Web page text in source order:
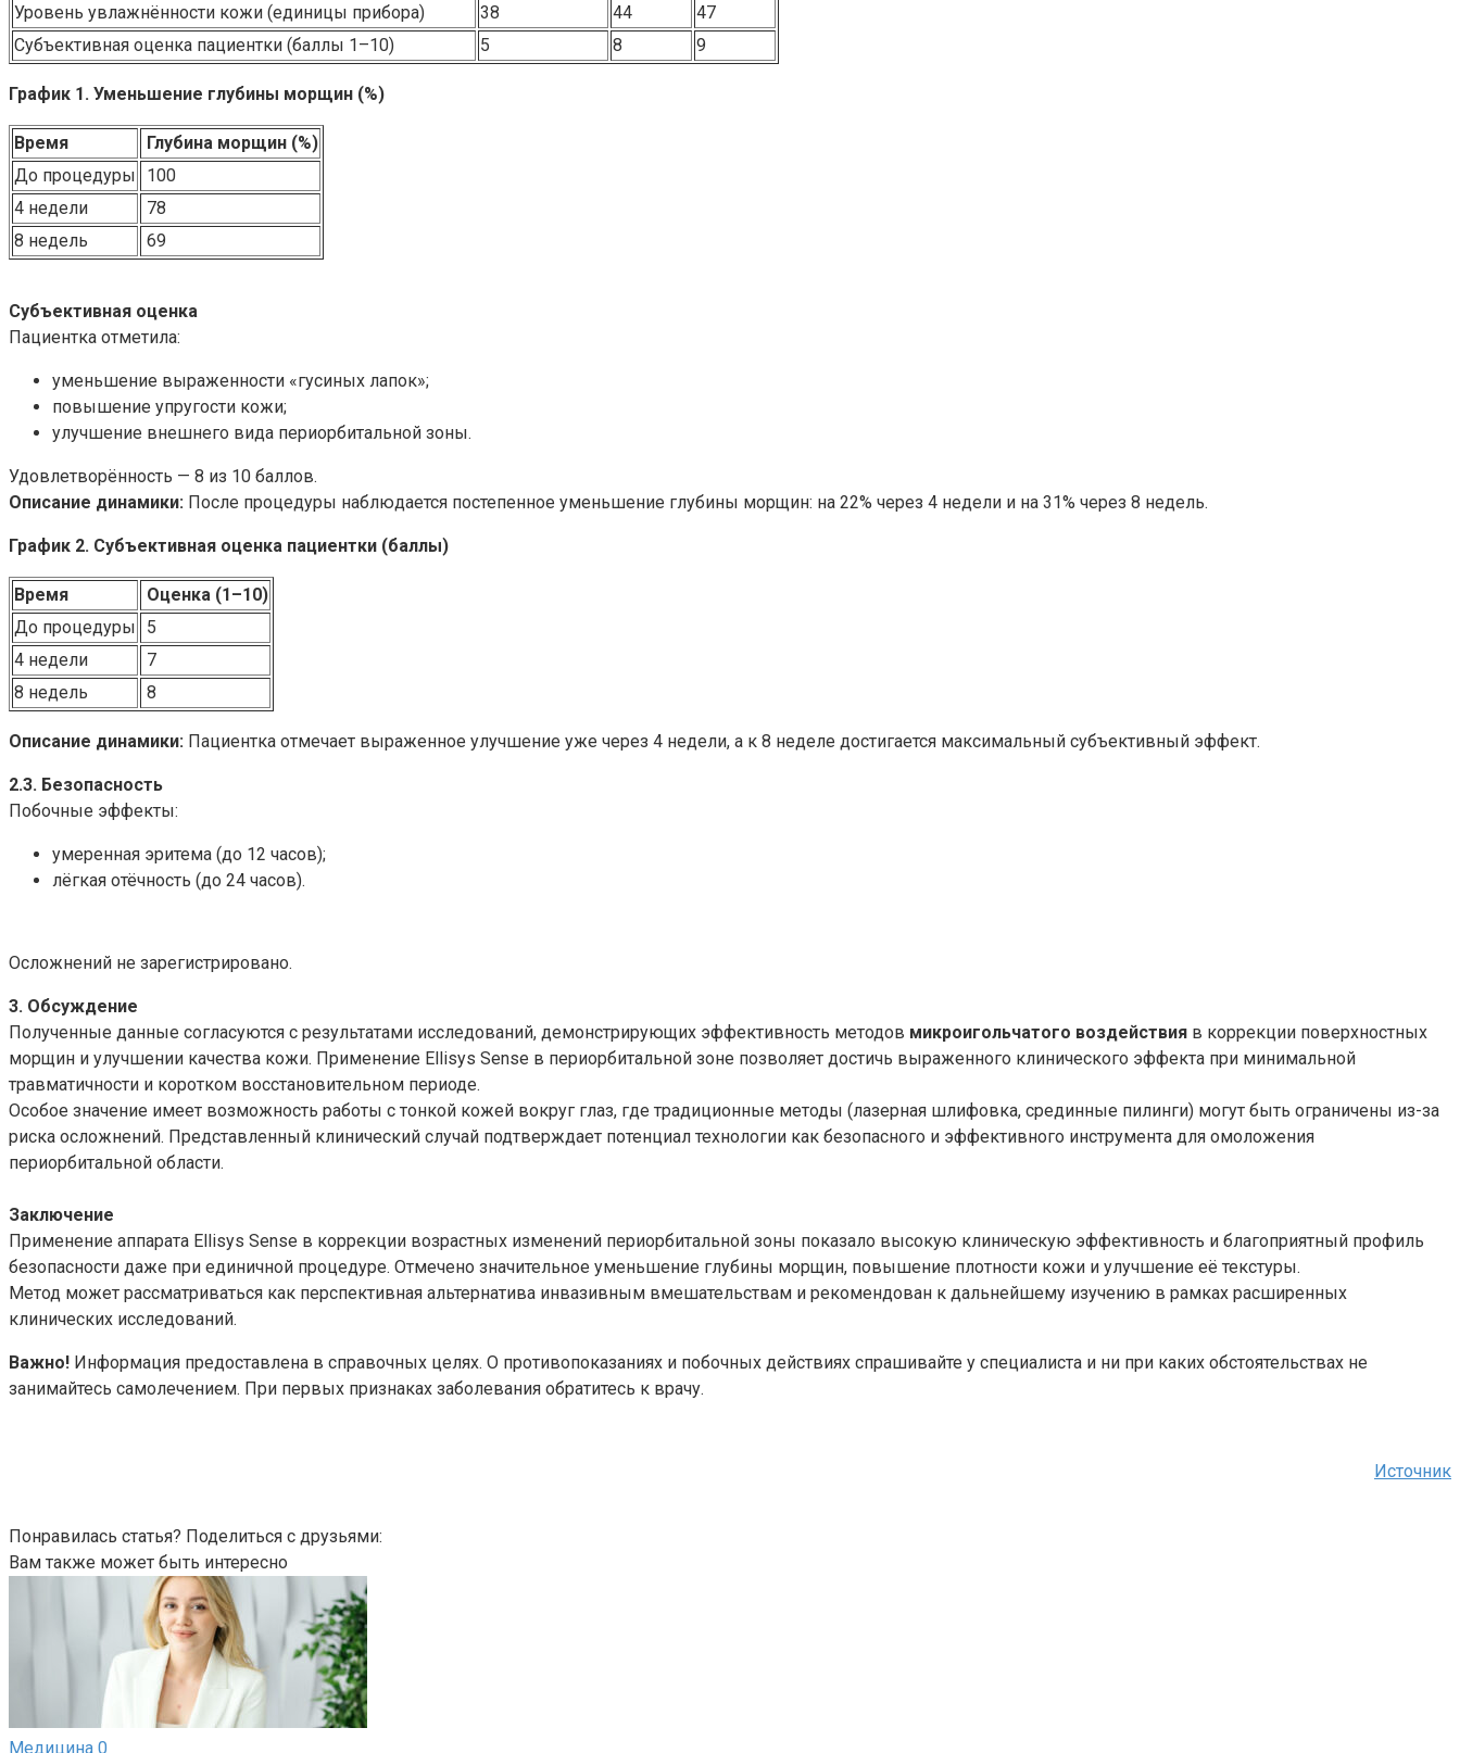
Уровень увлажнённости кожи (единицы прибора)
38 44
47
Субъективная оценка пациентки (баллы 1–10)
5 8 9
График 1. Уменьшение глубины морщин (%)
Время
Глубина морщин (%)
До процедуры
100
4 недели
78
8 недель
69
Субъективная оценка
Пациентка отметила:
уменьшение выраженности «гусиных лапок»;
повышение упругости кожи;
улучшение внешнего вида периорбитальной зоны.
Удовлетворённость — 8 из 10 баллов.
Описание динамики: После процедуры наблюдается постепенное уменьшение глубины морщин: на 22% через 4 недели и на 31% через 8 недель.
График 2. Субъективная оценка пациентки (баллы)
Время
Оценка (1–10)
До процедуры
5
4 недели
7
8 недель
8
Описание динамики: Пациентка отмечает выраженное улучшение уже через 4 недели, а к 8 неделе достигается максимальный субъективный эффект.
2.3. Безопасность
Побочные эффекты:
умеренная эритема (до 12 часов);
лёгкая отёчность (до 24 часов).
Осложнений не зарегистрировано.
3. Обсуждение
Полученные данные согласуются с результатами исследований, демонстрирующих эффективность методов микроигольчатого воздействия в коррекции поверхностных
морщин и улучшении качества кожи. Применение Ellisys Sense в периорбитальной зоне позволяет достичь выраженного клинического эффекта при минимальной
травматичности и коротком восстановительном периоде.
Особое значение имеет возможность работы с тонкой кожей вокруг глаз, где традиционные методы (лазерная шлифовка, срединные пилинги) могут быть ограничены из-за
риска осложнений. Представленный клинический случай подтверждает потенциал технологии как безопасного и эффективного инструмента для омоложения
периорбитальной области.
Заключение
Применение аппарата Ellisys Sense в коррекции возрастных изменений периорбитальной зоны показало высокую клиническую эффективность и благоприятный профиль
безопасности даже при единичной процедуре. Отмечено значительное уменьшение глубины морщин, повышение плотности кожи и улучшение её текстуры.
Метод может рассматриваться как перспективная альтернатива инвазивным вмешательствам и рекомендован к дальнейшему изучению в рамках расширенных
клинических исследований.
Важно! Информация предоставлена в справочных целях. О противопоказаниях и побочных действиях спрашивайте у специалиста и ни при каких обстоятельствах не
занимайтесь самолечением. При первых признаках заболевания обратитесь к врачу.
Источник
Понравилась статья? Поделиться с друзьями:
Вам также может быть интересно
Медицина 0